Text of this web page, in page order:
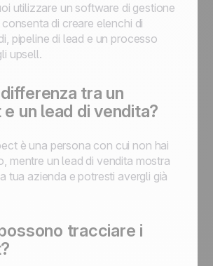
utilizzare un software di gestione
di creare elenchi di
pipeline di lead e un processo
upsell.
tra un
un lead di vendita?
è una persona con cui non hai
mentre un lead di vendita mostra
tua azienda e potresti avergli già
tracciare i